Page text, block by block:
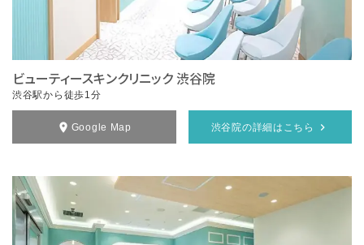
ビューティースキンクリニック 渋谷院
渋谷駅から徒歩1分
Google Map 渋谷院の詳細はこちら